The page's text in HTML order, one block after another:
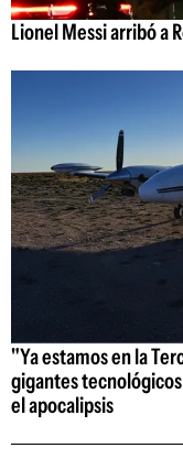
Lionel Messi arribó a
"Ya estamos en la
gigantes
el apocalipsis